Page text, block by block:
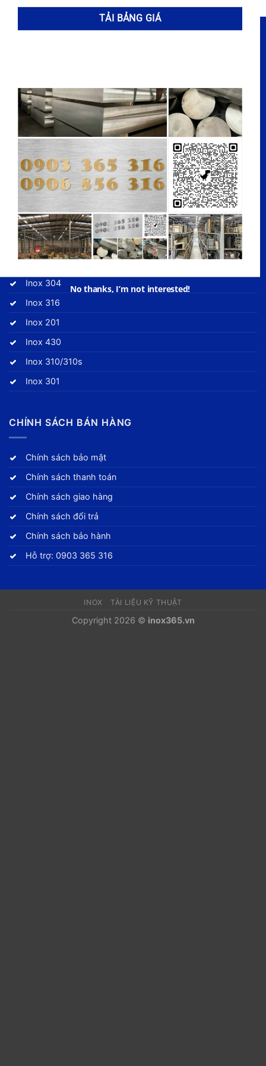
TP HCM
Cửa hàng: 145D Bình Thành, Bình Hưng Hòa B, Bình Tân,
TP HCM.
Chi nhánh phía Bắc: Ninh Sở, Xâm Dương, Thường Tín,
Hà Nội
Hotline:0903 365 316
Email:inox365@gmail.com
DANH MỤC HÀNG HÓA
Inox 304
Inox 316
Inox 201
Inox 430
Inox 310/310s
Inox 301
CHÍNH SÁCH BÁN HÀNG
Chính sách bảo mật
Chính sách thanh toán
Chính sách giao hàng
Chính sách đổi trả
Chính sách bảo hành
Hỗ trợ: 0903 365 316
INOX TÀI LIỆU KỸ THUẬT
Copyright 2026 © inox365.vn